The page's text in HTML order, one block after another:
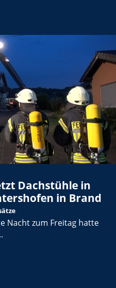
Dachstühle in
in Brand
Nacht zum Freitag hatte